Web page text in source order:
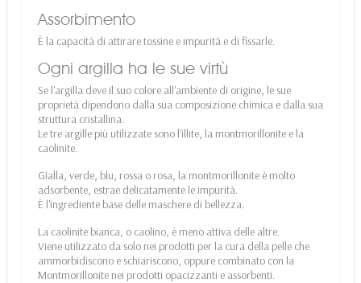
Assorbimento
È la capacità di attirare tossine e impurità e di fissarle.
Ogni argilla ha le sue virtù
Se l'argilla deve il suo colore all'ambiente di origine, le sue
proprietà dipendono dalla sua composizione chimica e dalla sua
struttura cristallina.
Le tre argille più utilizzate sono l'illite, la montmorillonite e la
caolinite.
Gialla, verde, blu, rossa o rosa, la montmorillonite è molto
adsorbente, estrae delicatamente le impurità.
È l'ingrediente base delle maschere di bellezza.
La caolinite bianca, o caolino, è meno attiva delle altre.
Viene utilizzato da solo nei prodotti per la cura della pelle che
ammorbidiscono e schiariscono, oppure combinato con la
Montmorillonite nei prodotti opacizzanti e assorbenti.